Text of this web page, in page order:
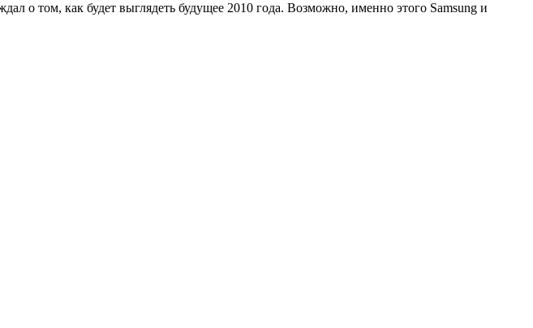
о том, как будет выглядеть будущее 2010 года. Возможно, именно этого Samsung и